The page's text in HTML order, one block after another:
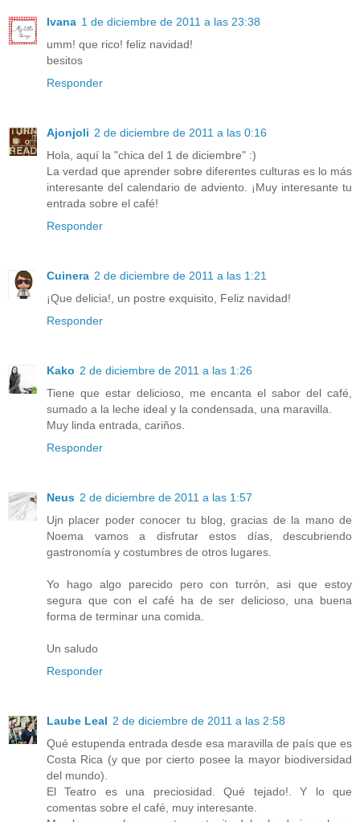
Ivana 1 de diciembre de 2011 a las 23:38
umm! que rico! feliz navidad!
besitos
Responder
Ajonjoli 2 de diciembre de 2011 a las 0:16
Hola, aquí la "chica del 1 de diciembre" :)
La verdad que aprender sobre diferentes culturas es lo más
interesante del calendario de adviento. ¡Muy interesante tu
entrada sobre el café!
Responder
Cuinera 2 de diciembre de 2011 a las 1:21
¡Que delicia!, un postre exquisito, Feliz navidad!
Responder
Kako 2 de diciembre de 2011 a las 1:26
Tiene que estar delicioso, me encanta el sabor del café,
sumado a la leche ideal y la condensada, una maravilla.
Muy linda entrada, cariños.
Responder
Neus 2 de diciembre de 2011 a las 1:57
Ujn placer poder conocer tu blog, gracias de la mano de
Noema vamos a disfrutar estos días, descubriendo
gastronomía y costumbres de otros lugares.
Yo hago algo parecido pero con turrón, asi que estoy
segura que con el café ha de ser delicioso, una buena
forma de terminar una comida.
Un saludo
Responder
Laube Leal 2 de diciembre de 2011 a las 2:58
Qué estupenda entrada desde esa maravilla de país que es
Costa Rica (y que por cierto posee la mayor biodiversidad
del mundo).
El Teatro es una preciosidad. Qué tejado!. Y lo que
comentas sobre el café, muy interesante.